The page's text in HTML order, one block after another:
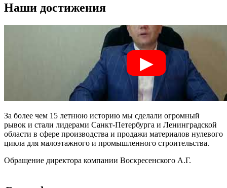
Наши достижения
За более чем 15 летнюю историю мы сделали огромный
рывок и стали лидерами Санкт-Петербурга и Ленинградской
области в сфере производства и продажи материалов нулевого
цикла для малоэтажного и промышленного строительства.
Обращение директора компании Воскресенского А.Г.